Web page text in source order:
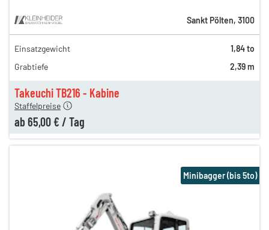
Takeuchi TB216 - Kabine
140,00 €
85,00 €
Staffelpreise
ab 65,00 € / Tag
Sankt Pölten, 3100
Einsatzgewicht
1,84 to
Grabtiefe
2,39 m
Minibagger (bis 5to)